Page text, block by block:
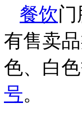
餐饮
有售卖
色、白
号。